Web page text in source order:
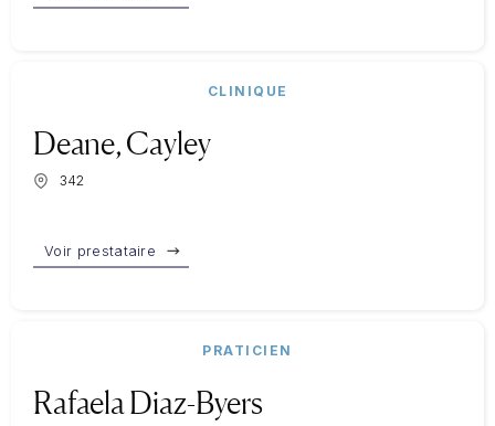
CLINIQUE
Deane, Cayley
342
Voir prestataire
PRATICIEN
Rafaela Diaz-Byers